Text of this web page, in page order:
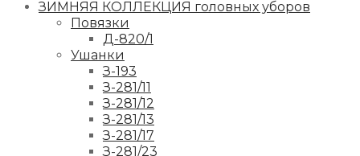
ЗИМНЯЯ КОЛЛЕКЦИЯ головных уборов
Повязки
Д-820/1
Ушанки
З-193
З-281/11
З-281/12
З-281/13
З-281/17
З-281/23